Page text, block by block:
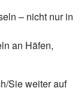
– nicht nur in
an Häfen,
Sie weiter auf